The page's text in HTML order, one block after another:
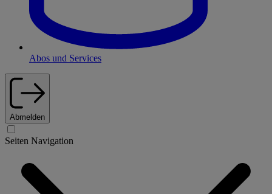
Abos und Services
Abmelden
Seiten Navigation